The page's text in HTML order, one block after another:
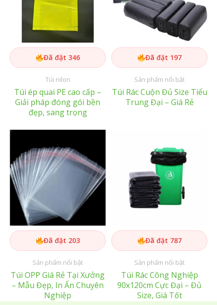
Đã đặt 346
Túi nilon
Túi ép quai PE cao cấp –
Giải pháp đóng gói bền
đẹp, sang trọng
Đã đặt 197
Sản phẩm nổi bật
Túi Rác Cuộn Đủ Size Tiểu
Trung Đại – Giá Rẻ
Đã đặt 203
Sản phẩm nổi bật
Túi OPP Giá Rẻ Tại Xưởng
– Mẫu Đẹp, In Ấn Chuyên
Nghiệp
Đã đặt 787
Sản phẩm nổi bật
Túi Rác Công Nghiệp
90x120cm Cực Đại – Đủ
Size, Giá Tốt